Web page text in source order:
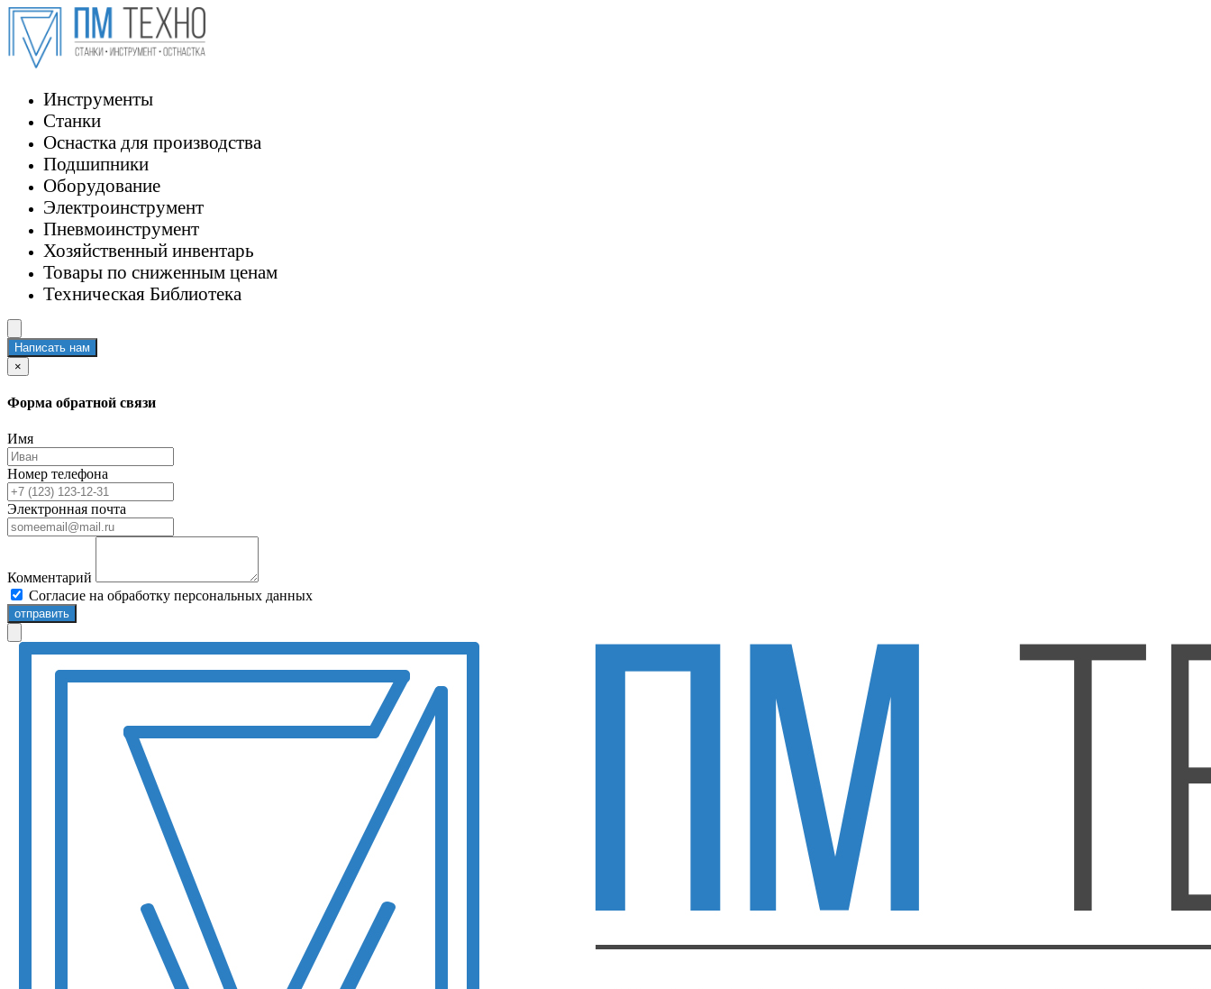
Инструменты
Станки
Оснастка для производства
Подшипники
Оборудование
Электроинструмент
Пневмоинструмент
Хозяйственный инвентарь
Товары по сниженным ценам
Техническая Библиотека
Написать нам
×
Форма обратной связи
Имя
Номер телефона
Электронная почта
Комментарий
Согласие на обработку персональных данных
отправить